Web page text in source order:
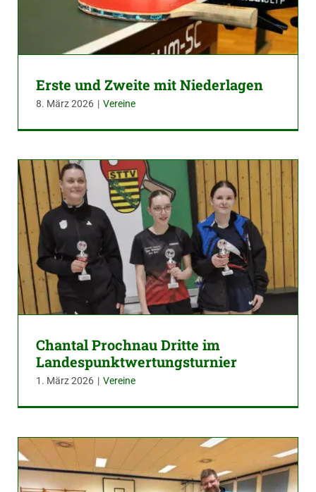
Erste und Zweite mit Niederlagen
8. März 2026 | Vereine
Chantal Prochnau Dritte im
Landespunktwertungsturnier
1. März 2026 | Vereine